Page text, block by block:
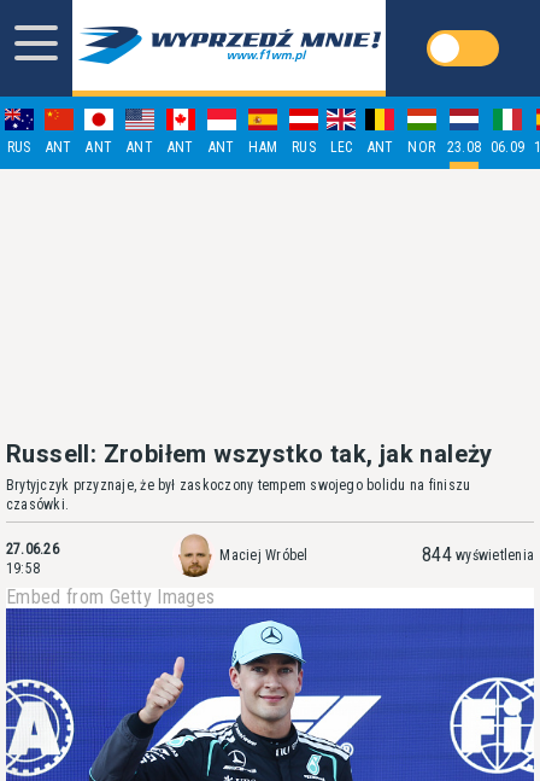
RUS ANT ANT ANT ANT ANT HAM RUS LEC ANT NOR 23.08 06.09
Russell: Zrobiłem wszystko tak, jak należy
Brytyjczyk przyznaje, że był zaskoczony tempem swojego bolidu na finiszu
czasówki.
27.06.26
19:58
Maciej Wróbel 844 wyświetlenia
Embed from Getty Images